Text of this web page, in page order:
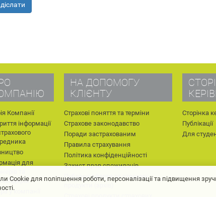
Компанії
інформації
для
у компанії
НА ДОПОМОГУ
КЛІЄНТУ
Страхові поняття та терміни
Страхове законодавство
Поради застрахованим
Правила страхування
Політика конфіденційності
Захист прав споживачів
Публічні оферти та страхові
Сторінка
Публікації
Для
Cookie для поліпшення роботи, персоналізації та підвищення